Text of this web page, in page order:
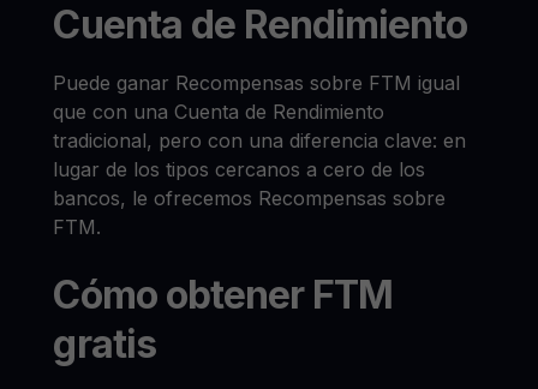
Cuenta de Rendimiento
Puede ganar Recompensas sobre FTM igual
que con una Cuenta de Rendimiento
tradicional, pero con una diferencia clave: en
lugar de los tipos cercanos a cero de los
bancos, le ofrecemos Recompensas sobre
FTM.
Cómo obtener FTM
gratis